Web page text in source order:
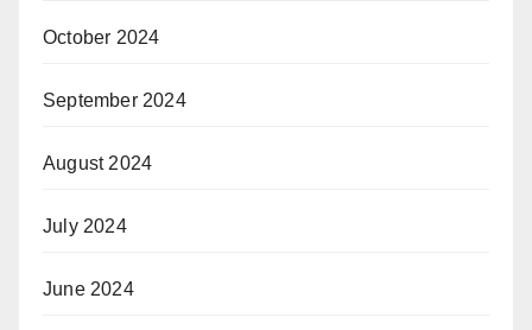
October 2024
September 2024
August 2024
July 2024
June 2024